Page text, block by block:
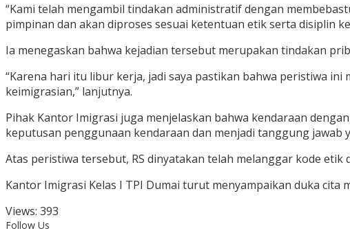
“Kami telah mengambil tindakan administratif dengan
pimpinan dan akan diproses sesuai ketentuan etik serta disiplin
Ia menegaskan bahwa kejadian tersebut merupakan tindakan
“Karena hari itu libur kerja, jadi saya pastikan bahwa peristiwa
keimigrasian,” lanjutnya.
Pihak Kantor Imigrasi juga menjelaskan bahwa kendaraan
keputusan penggunaan kendaraan dan menjadi tanggung jawab
Atas peristiwa tersebut, RS dinyatakan telah melanggar kode
Kantor Imigrasi Kelas I TPI Dumai turut menyampaikan duka
Views: 393
Follow Us